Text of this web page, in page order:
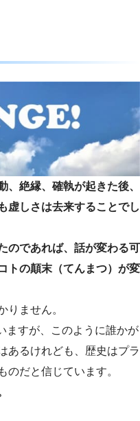
、絶縁、確執が起きた後、
虚しさは去来することでし
のであれば、話が変わる可
トの顛末（てんまつ）が変
りません。
ますが、このように誰かが
あるけれども、歴史はプラ
のだと信じています。